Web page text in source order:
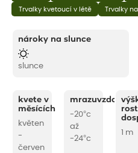
Trvalky kvetoucí v létě Trvalky
nároky na slunce
slunce
kvete v
měsících
květen
-
červen
-20°c
až
-24°c
1 m